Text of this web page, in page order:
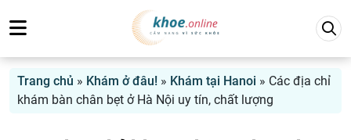
Trang chủ » Khám ở đâu! » Khám tại Hanoi » Các địa chỉ
khám bàn chân bẹt ở Hà Nội uy tín, chất lượng